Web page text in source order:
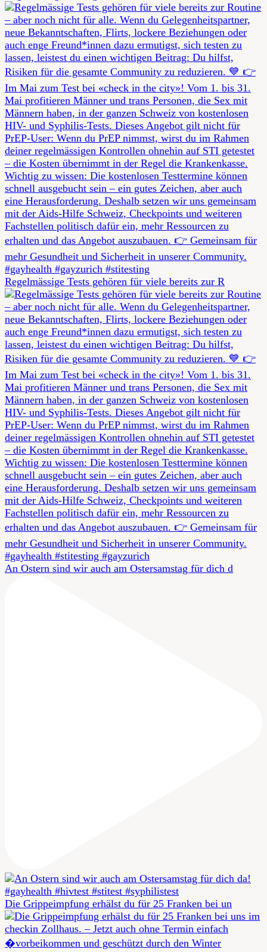
Regelmässige Tests gehören für viele bereits zur R
An Ostern sind wir auch am Ostersamstag für dich d
Die Grippeimpfung erhälst du für 25 Franken bei un